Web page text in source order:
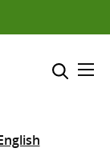
l’emplacement